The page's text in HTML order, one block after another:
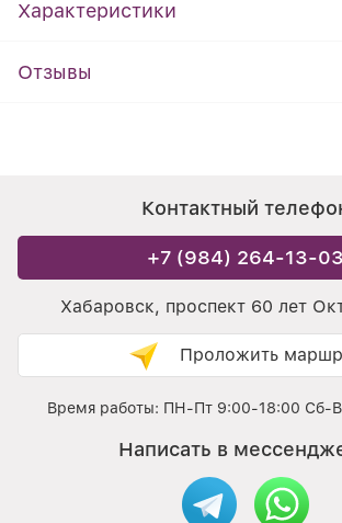
Характеристики
Отзывы
Контактный
+7 (984) 264-13-03
Хабаровск, проспект 60 лет
Проложить
Время работы: ПН-Пт 9:00-18:00 Сб-
Написать в